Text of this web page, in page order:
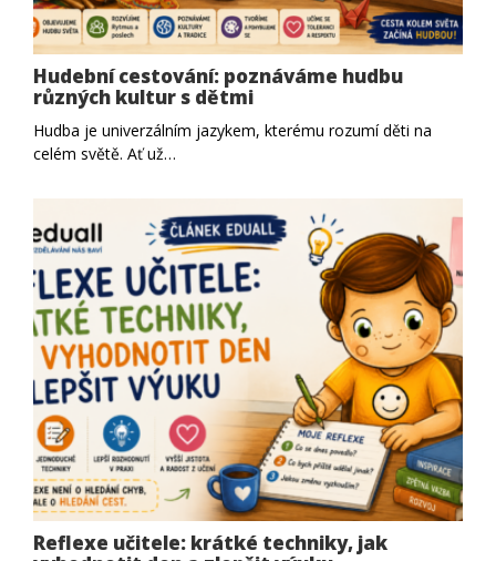
Hudební cestování: poznáváme hudbu
různých kultur s dětmi
Hudba je univerzálním jazykem, kterému rozumí děti na
celém světě. Ať už…
Reflexe učitele: krátké techniky, jak